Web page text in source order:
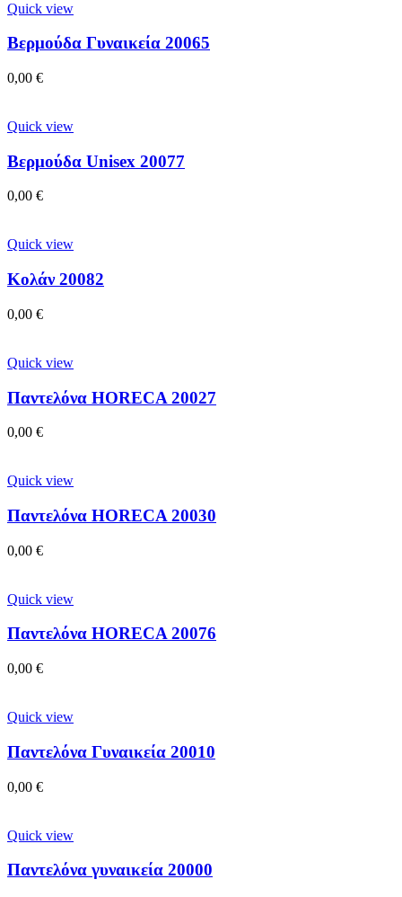
Quick view
Βερμούδα Γυναικεία 20065
0,00 €
Quick view
Βερμούδα Unisex 20077
0,00 €
Quick view
Κολάν 20082
0,00 €
Quick view
Παντελόνα HORECA 20027
0,00 €
Quick view
Παντελόνα HORECA 20030
0,00 €
Quick view
Παντελόνα HORECA 20076
0,00 €
Quick view
Παντελόνα Γυναικεία 20010
0,00 €
Quick view
Παντελόνα γυναικεία 20000